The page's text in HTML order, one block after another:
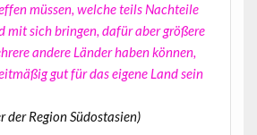
müssen, welche teils Nachteile
mit sich bringen, dafür aber größere
andere Länder haben können,
gut für das eigene Land sein
der Region Südostasien)